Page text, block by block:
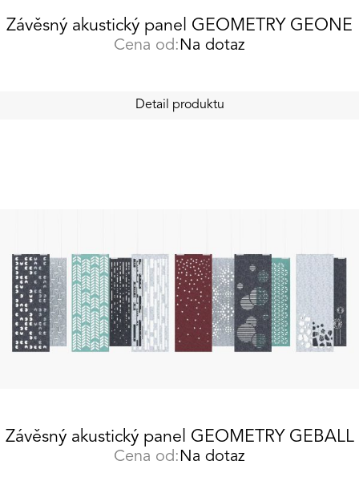
Závěsný akustický panel GEOMETRY GEONE
Cena od: Na dotaz
Detail produktu
Závěsný akustický panel GEOMETRY GEBALL
Cena od: Na dotaz